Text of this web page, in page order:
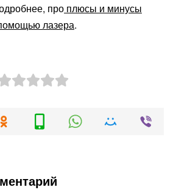
про плюсы и минусы
лазера.